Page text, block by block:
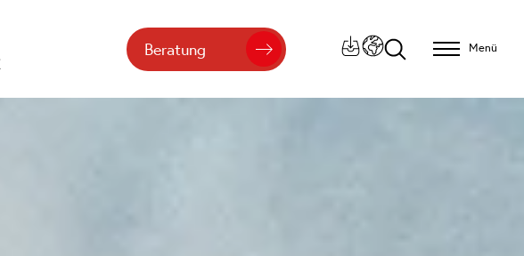
Beratung Menü